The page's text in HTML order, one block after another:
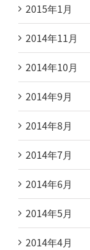
2015年1月
2014年11月
2014年10月
2014年9月
2014年8月
2014年7月
2014年6月
2014年5月
2014年4月